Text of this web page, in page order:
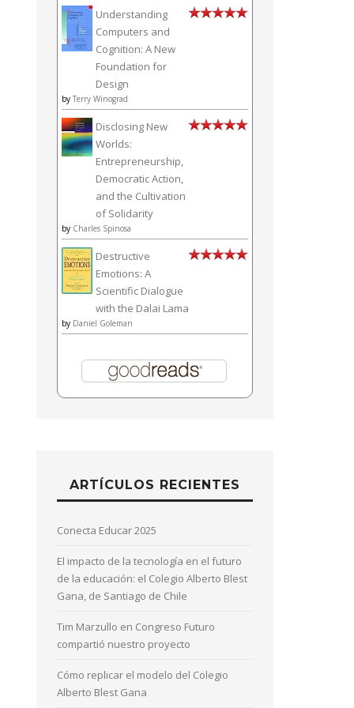
Understanding
Computers and
Cognition: A New
Foundation for
Design
by Terry Winograd
Disclosing New
Worlds:
Entrepreneurship,
Democratic Action,
and the Cultivation
of Solidarity
by Charles Spinosa
Destructive
Emotions: A
Scientific Dialogue
with the Dalai Lama
by Daniel Goleman
ARTÍCULOS RECIENTES
Conecta Educar 2025
El impacto de la tecnología en el futuro
de la educación: el Colegio Alberto Blest
Gana, de Santiago de Chile
Tim Marzullo en Congreso Futuro
compartió nuestro proyecto
Cómo replicar el modelo del Colegio
Alberto Blest Gana